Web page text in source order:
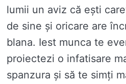
lumii un aviz că ești
de sine și oricare are
blana. Iest munca te
proiectezi o infatisare
spanzura și să te simți